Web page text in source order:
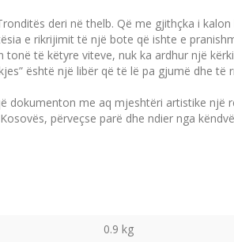
deri në thelb. Që me gjithçka i
e rikrijimit të një bote që ishte e
të këtyre viteve, nuk ka ar­dhur një
është një libër që të lë pa gjumë dhe të
me aq mjeshtëri artistike një
përveçse parë dhe ndier nga
0.9 kg